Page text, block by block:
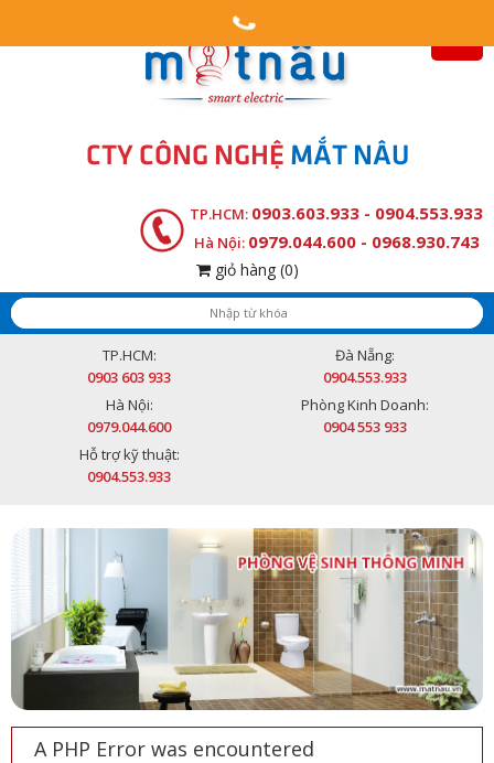
CTY CÔNG NGHỆ MẮT NÂU
TP.HCM: 0903.603.933 - 0904.553.933
Hà Nội: 0979.044.600 - 0968.930.743
giỏ hàng (0)
TP.HCM:
0903 603 933
Đà Nẵng:
0904.553.933
Hà Nội:
0979.044.600
Phòng Kinh Doanh:
0904 553 933
Hỗ trợ kỹ thuật:
0904.553.933
A PHP Error was encountered